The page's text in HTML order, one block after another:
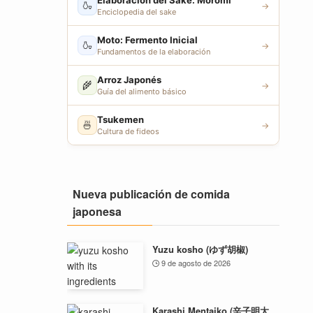
🍶
Enciclopedia del sake
→
🍶 Moto: Fermento Inicial
Fundamentos de la elaboración
→
🌾 Arroz Japonés
Guía del alimento básico
→
🍜 Tsukemen
Cultura de fideos
→
Nueva publicación de comida
japonesa
Yuzu kosho (ゆず胡椒)
9 de agosto de 2026